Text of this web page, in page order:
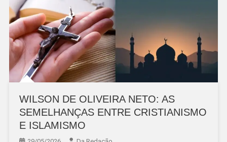
WILSON DE OLIVEIRA NETO: AS
SEMELHANÇAS ENTRE CRISTIANISMO
E ISLAMISMO